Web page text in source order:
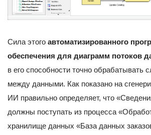
Сила этого автоматизированного
обеспечения для диаграмм потоков
в его способности точно обрабатывать
между данными. Как показано на
ИИ правильно определяет, что
должны поступать из процесса
хранилище данных «База данных